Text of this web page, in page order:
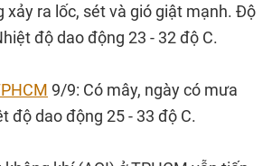
xảy ra lốc, sét và gió giật mạnh. Độ
độ dao động 23 - 32 độ C.
9/9: Có mây, ngày có mưa
độ dao động 25 - 33 độ C.